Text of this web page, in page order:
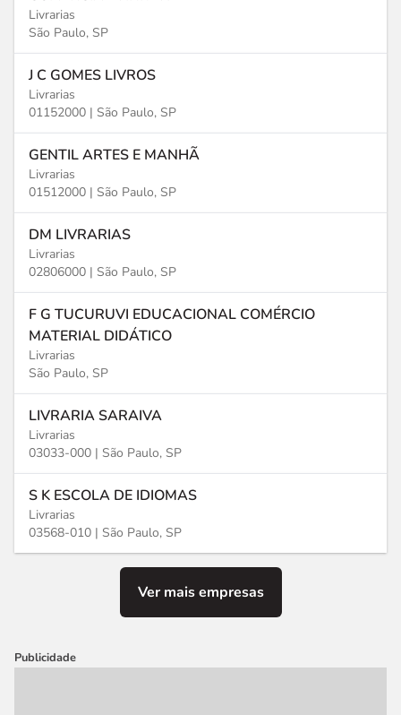
Livrarias
São Paulo, SP
J C GOMES LIVROS
Livrarias
01152000 | São Paulo, SP
GENTIL ARTES E MANHÃ
Livrarias
01512000 | São Paulo, SP
DM LIVRARIAS
Livrarias
02806000 | São Paulo, SP
F G TUCURUVI EDUCACIONAL COMÉRCIO
MATERIAL DIDÁTICO
Livrarias
São Paulo, SP
LIVRARIA SARAIVA
Livrarias
03033-000 | São Paulo, SP
S K ESCOLA DE IDIOMAS
Livrarias
03568-010 | São Paulo, SP
Ver mais empresas
Publicidade